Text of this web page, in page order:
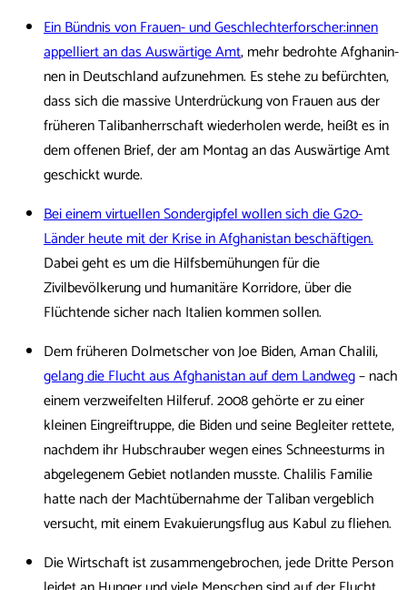
Ein Bündnis von Frauen- und Ge­schlech­ter­for­sche­r:in­nen
appelliert an das Auswärtige Amt, mehr bedrohte Af­gha­nin­
nen in Deutschland aufzunehmen. Es stehe zu befürchten,
dass sich die massive Unterdrückung von Frauen aus der
früheren Talibanherrschaft wiederholen werde, heißt es in
dem offenen Brief, der am Montag an das Auswärtige Amt
geschickt wurde.
Bei einem virtuellen Sondergipfel wollen sich die G20-
Länder heute mit der Krise in Afghanistan beschäftigen.
Dabei geht es um die Hilfsbemühungen für die
Zivilbevölkerung und humanitäre Korridore, über die
Flüchtende sicher nach Italien kommen sollen.
Dem früheren Dolmetscher von Joe Biden, Aman Chalili,
gelang die Flucht aus Afghanistan auf dem Landweg– nach
einem verzweifelten Hilferuf. 2008 gehörte er zu einer
kleinen Eingreiftruppe, die Biden und seine Begleiter rettete,
nachdem ihr Hubschrauber wegen eines Schneesturms in
abgelegenem Gebiet notlanden musste. Chalilis Familie
hatte nach der Machtübernahme der Taliban vergeblich
versucht, mit einem Evakuierungsflug aus Kabul zu fliehen.
Die Wirtschaft ist zusammengebrochen, jede Dritte Person